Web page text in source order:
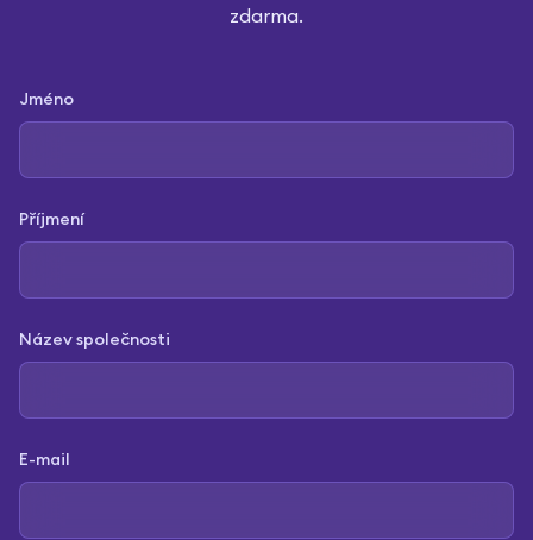
zdarma.
Jméno
Příjmení
Název společnosti
E-mail